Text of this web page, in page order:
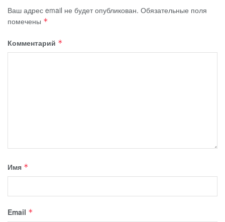
Ваш адрес email не будет опубликован. Обязательные поля
помечены *
Комментарий *
Имя *
Email *